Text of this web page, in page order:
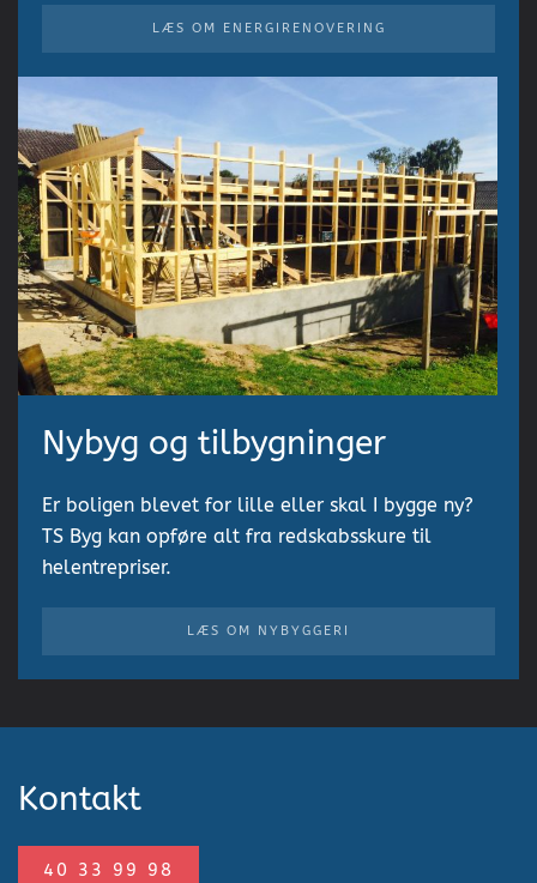
LÆS OM ENERGIRENOVERING
Nybyg og tilbygninger
Er boligen blevet for lille eller skal I bygge ny?
TS Byg kan opføre alt fra redskabsskure til
helentrepriser.
LÆS OM NYBYGGERI
Kontakt
40 33 99 98